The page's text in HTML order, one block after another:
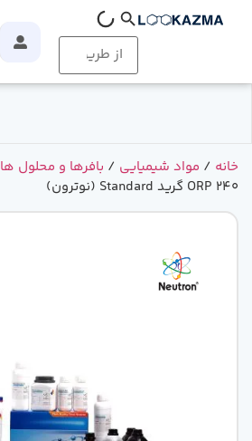
خانه / مواد شیمیایی / بافرها و محلول ها
240 ORP گرید Standard (نوترون)